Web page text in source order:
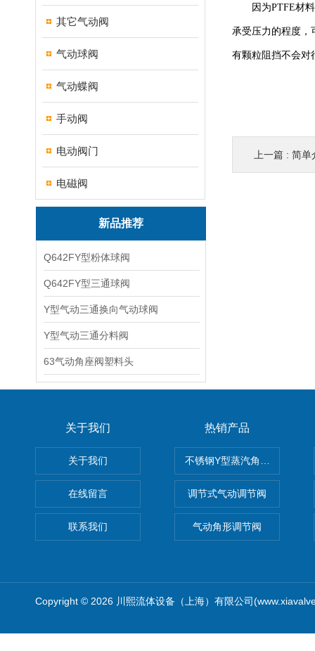
其它气动阀
气动球阀
气动蝶阀
手动阀
电动阀门
电磁阀
新品推荐
Q642FY型粉体球阀
Q642FY型三通球阀
Y型气动三通换向气动球阀
Y型气动三通分料阀
63气动角座阀塑料头
因为PTFE材料
承受压力的程度，
有颗粒阻挡不会对
上一篇 : 简单
关于我们
关于我们
在线留言
联系我们
热销产品
不锈钢Y型蒸汽角座阀
调节式气动调节阀
气动角形调节阀
Copyright © 2026 川熙流体设备（上海）有限公司